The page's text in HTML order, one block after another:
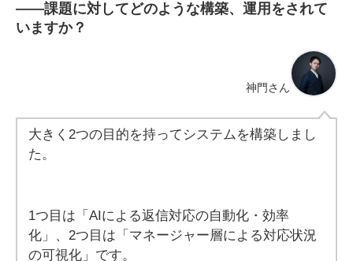
――課題に対してどのような構築、運用をされて
いますか？
神門さん
大きく2つの目的を持ってシステムを構築しまし
た。
1つ目は「AIによる返信対応の自動化・効率
化」、2つ目は「マネージャー層による対応状況
の可視化」です。